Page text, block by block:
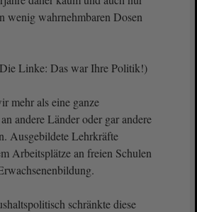
wenig wahrnehmbaren Dosen
Linke: Das war Ihre Politik!)
mehr als eine ganze
andere Länder oder gar andere
Ausgebildete Lehrkräfte
Arbeitsplätze an freien Schulen
schränkte diese